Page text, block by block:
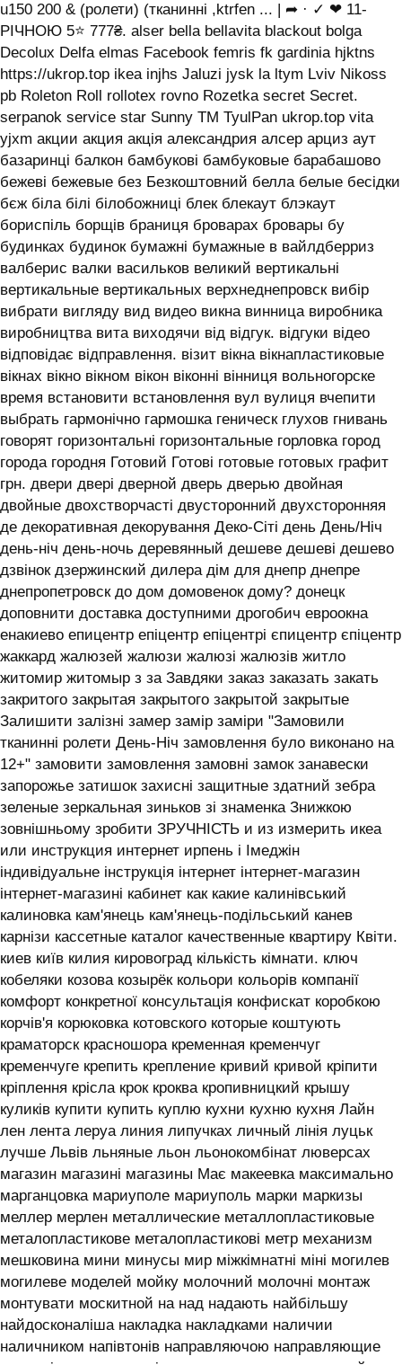
u150 200 & (ролети) (тканинні ,ktrfen ... | ➦ · ✓ ❤ 11-
РІЧНОЮ 5⭐ 777₴. alser bella bellavita blackout bolga
Decolux Delfa elmas Facebook femris fk gardinia hjktns
https://ukrop.top ikea injhs Jaluzi jysk la ltym Lviv Nikoss
pb Roleton Roll rollotex rovno Rozetka secret Secret.
serpanok service star Sunny TM TyulPan ukrop.top vita
yjxm акции акция акція александрия алсер арциз аут
базаринці балкон бамбукові бамбуковые барабашово
бежеві бежевые без Безкоштовний белла белые бесідки
бєж біла білі білобожниці блек блекаут блэкаут
бориспіль борщів браниця броварах бровары бу
будинках будинок бумажні бумажные в вайлдберриз
валберис валки васильков великий вертикальні
вертикальные вертикальных верхнеднепровск вибір
вибрати вигляду вид видео викна винница виробника
виробництва вита виходячи від відгук. відгуки відео
відповідає відправлення. візит вікна вікнапластиковые
вікнах вікно вікном вікон віконні вінниця вольногорске
время встановити встановлення вул вулиця вчепити
выбрать гармонічно гармошка геническ глухов гнивань
говорят горизонтальні горизонтальные горловка город
города городня Готовий Готові готовые готовых графит
грн. двери двері дверной дверь дверью двойная
двойные двохстворчасті двусторонний двухсторонняя
де декоративная декорування Деко-Сіті день День/Ніч
день-ніч день-ночь деревянный дешеве дешеві дешево
дзвінок дзержинский дилера дім для днепр днепре
днепропетровск до дом домовенок дому? донецк
доповнити доставка доступними дрогобич евроокна
енакиево епицентр епіцентр епіцентрі єпицентр єпіцентр
жаккард жалюзей жалюзи жалюзі жалюзів житло
житомир житомыр з за Завдяки заказ заказать закать
закритого закрытая закрытого закрытой закрытые
Залишити залізні замер замір заміри "Замовили
тканинні ролети День-Ніч замовлення було виконано на
12+" замовити замовлення замовні замок занавески
запорожье затишок захисні защитные здатний зебра
зеленые зеркальная зиньков зі знаменка Знижкою
зовнішньому зробити ЗРУЧНІСТЬ и из измерить икеа
или инструкция интернет ирпень і ‎Імеджін
індивідуальне інструкція інтернет інтернет-магазин
інтернет-магазині кабинет как какие калинівський
калиновка кам'янець кам'янець-подільський канев
карнізи кассетные каталог качественные квартиру Квіти.
киев київ килия кировоград кількість кімнати. ключ
кобеляки козова козырёк кольори кольорів компанії
комфорт конкретної консультація конфискат коробкою
корчів'я корюковка котовского которые коштують
краматорск красношора кременная кременчуг
кременчуге крепить крепление кривий кривой кріпити
кріплення крісла крок кроква кропивницкий крышу
куликів купити купить куплю кухни кухню кухня ‎Лайн
лен лента леруа линия липучках личный лінія луцьк
лучше Львів льняные льон льонокомбінат люверсах
магазин магазині магазины Має макеевка максимально
марганцовка мариуполе мариуполь марки маркизы
меллер мерлен металлические металлопластиковые
металопластикове металопластикові метр механизм
мешковина мини минусы мир міжкімнатні міні могилев
могилеве моделей мойку молочний молочні монтаж
монтувати москитной на над надають найбільшу
найдосконаліша накладка накладками наличии
наличником напівтонів направляючою направляющие